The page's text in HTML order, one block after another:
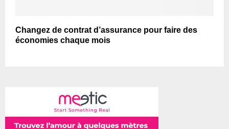
Changez de contrat d’assurance pour faire des
économies chaque mois